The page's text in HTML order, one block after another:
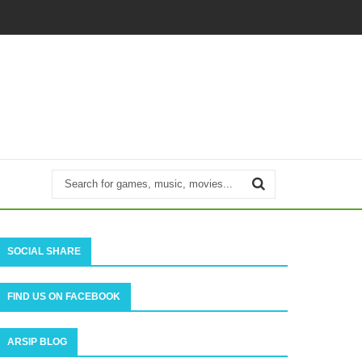
SOCIAL SHARE
FIND US ON FACEBOOK
ARSIP BLOG